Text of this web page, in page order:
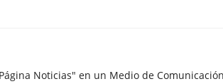
Noticias" en un Medio de